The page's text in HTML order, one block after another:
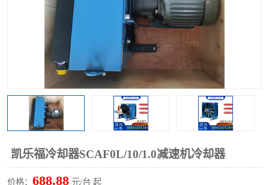
凯乐福冷却器SCAF0L/10/1.0减速机冷却器
价格： 688.88 元/台 起